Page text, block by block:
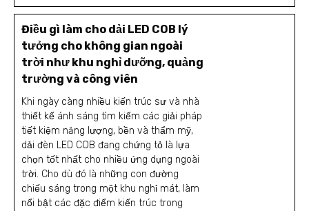
Điều gì làm cho dải LED COB lý
tưởng cho không gian ngoài
trời như khu nghỉ dưỡng, quảng
trường và công viên
Khi ngày càng nhiều kiến trúc sư và nhà
thiết kế ánh sáng tìm kiếm các giải pháp
tiết kiệm năng lượng, bền và thẩm mỹ,
dải đèn LED COB đang chứng tỏ là lựa
chọn tốt nhất cho nhiều ứng dụng ngoài
trời. Cho dù đó là những con đường
chiếu sáng trong một khu nghỉ mát, làm
nổi bật các đặc điểm kiến trúc trong